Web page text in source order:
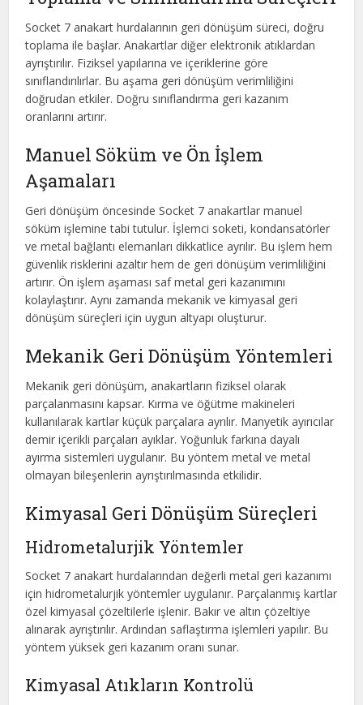
Socket 7 anakart hurdalarının geri dönüşüm süreci, doğru
toplama ile başlar. Anakartlar diğer elektronik atıklardan
ayrıştırılır. Fiziksel yapılarına ve içeriklerine göre
sınıflandırılırlar. Bu aşama geri dönüşüm verimliliğini
doğrudan etkiler. Doğru sınıflandırma geri kazanım
oranlarını artırır.
Manuel Söküm ve Ön İşlem
Aşamaları
Geri dönüşüm öncesinde Socket 7 anakartlar manuel
söküm işlemine tabi tutulur. İşlemci soketi, kondansatörler
ve metal bağlantı elemanları dikkatlice ayrılır. Bu işlem hem
güvenlik risklerini azaltır hem de geri dönüşüm verimliliğini
artırır. Ön işlem aşaması saf metal geri kazanımını
kolaylaştırır. Aynı zamanda mekanik ve kimyasal geri
dönüşüm süreçleri için uygun altyapı oluşturur.
Mekanik Geri Dönüşüm Yöntemleri
Mekanik geri dönüşüm, anakartların fiziksel olarak
parçalanmasını kapsar. Kırma ve öğütme makineleri
kullanılarak kartlar küçük parçalara ayrılır. Manyetik ayırıcılar
demir içerikli parçaları ayıklar. Yoğunluk farkına dayalı
ayırma sistemleri uygulanır. Bu yöntem metal ve metal
olmayan bileşenlerin ayrıştırılmasında etkilidir.
Kimyasal Geri Dönüşüm Süreçleri
Hidrometalurjik Yöntemler
Socket 7 anakart hurdalarından değerli metal geri kazanımı
için hidrometalurjik yöntemler uygulanır. Parçalanmış kartlar
özel kimyasal çözeltilerle işlenir. Bakır ve altın çözeltiye
alınarak ayrıştırılır. Ardından saflaştırma işlemleri yapılır. Bu
yöntem yüksek geri kazanım oranı sunar.
Kimyasal Atıkların Kontrolü